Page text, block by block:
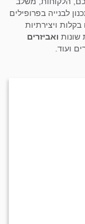
לבנייה בפרופילים
ויצירתיות
שונות ואביזרים
ועוד.